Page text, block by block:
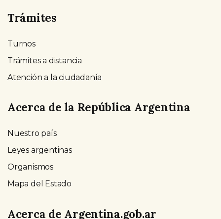
Trámites
Turnos
Trámites a distancia
Atención a la ciudadanía
Acerca de la República Argentina
Nuestro país
Leyes argentinas
Organismos
Mapa del Estado
Acerca de Argentina.gob.ar